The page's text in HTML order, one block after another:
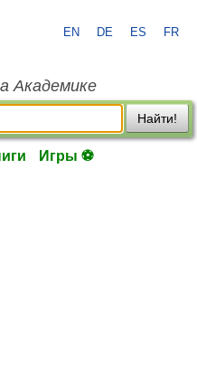
EN DE ES FR
Академике
Найти!
Игры ⚽